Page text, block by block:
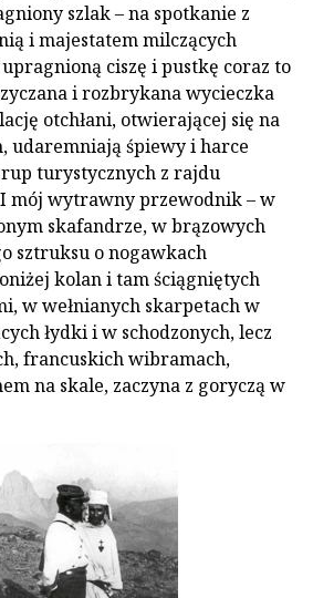
szlak – na spotkanie z
i majestatem milczących
ciszę i pustkę coraz to
i rozbrykana wycieczka
otchłani, otwierającej się na
udaremniają śpiewy i harce
turystycznych z rajdu
mój wytrawny przewodnik – w
skafandrze, w brązowych
sztruksu o nogawkach
kolan i tam ściągniętych
w wełnianych skarpetach w
łydki i w schodzonych, lecz
francuskich wibramach,
na skale, zaczyna z goryczą w